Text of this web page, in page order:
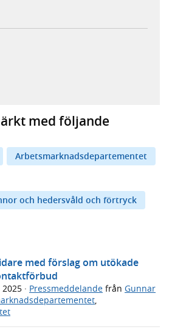
i ny flik, extern webbplats,
extern webbplats,
i ny flik, extern webbplats,
din e-postklient,
med följande
Arbetsmarknadsdepartementet
och hedersvåld och förtryck
med förslag om utökade
2025 · Pressmeddelande från Gunnar